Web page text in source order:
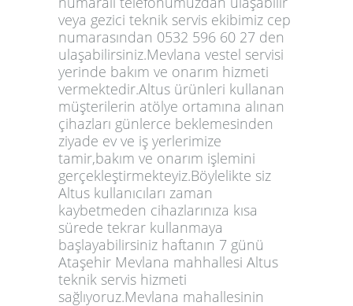
veya gezici teknik servis ekibimiz cep
numarasından 0532 596 60 27 den
ulaşabilirsiniz.Mevlana vestel servisi
yerinde bakım ve onarım hizmeti
vermektedir.Altus ürünleri kullanan
müşterilerin atölye ortamına alınan
çihazları günlerce beklemesinden
ziyade ev ve iş yerlerimize
tamir,bakım ve onarım işlemini
gerçekleştirmekteyiz.Böylelikte siz
Altus kullanıcıları zaman
kaybetmeden cihazlarınıza kısa
sürede tekrar kullanmaya
başlayabilirsiniz haftanın 7 günü
Ataşehir Mevlana mahhallesi Altus
teknik servis hizmeti
sağlıyoruz.Mevlana mahallesinin